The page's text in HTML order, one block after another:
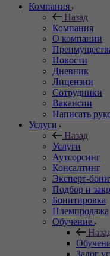
Компания
Назад
Компания
О компании
Новости
Дневник
Лицензии
Сотрудники
Вакансии
Написать
Услуги
Назад
Услуги
Аутсорсинг
Консалтинг
Эксперт-
Подбор и
Бонитировка
Племпродажа
Обучение
Залог